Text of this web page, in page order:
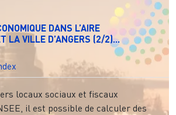
DANS L’AIRE
LA VILLE D’ANGERS (2/2)...
locaux sociaux et fiscaux
il est possible de calculer des